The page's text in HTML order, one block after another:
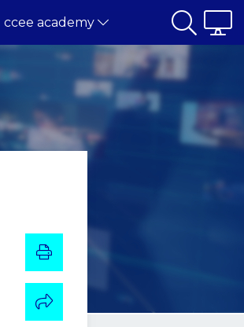
ccee academy